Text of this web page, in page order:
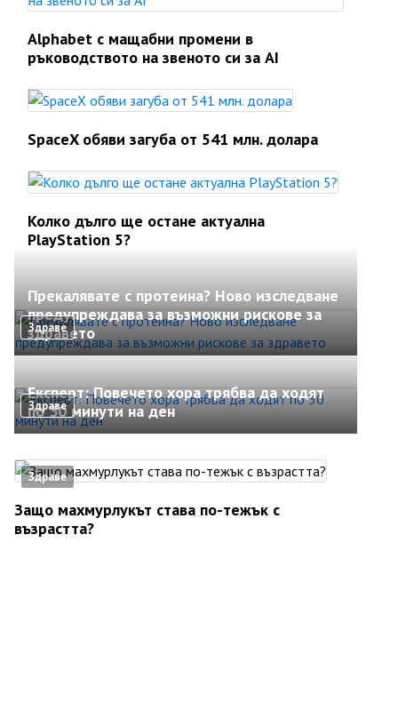
Alphabet с мащабни промени в
ръководството на звеното си за AI
SpaceX обяви загуба от 541 млн. долара
Колко дълго ще остане актуална
PlayStation 5?
Здраве
Прекалявате с протеина? Ново изследване
предупреждава за възможни рискове за
здравето
Здраве
Експерт: Повечето хора трябва да ходят
по 30 минути на ден
Здраве
Защо махмурлукът става по-тежък с
възрастта?